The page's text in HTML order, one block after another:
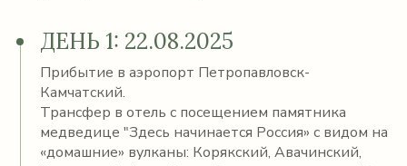
ДЕНЬ 1: 22.08.2025
Прибытие в аэропорт Петропавловск-
Камчатский.
Трансфер в отель с посещением памятника
медведице "Здесь начинается Россия» с видом на
«домашние» вулканы: Корякский, Авачинский,